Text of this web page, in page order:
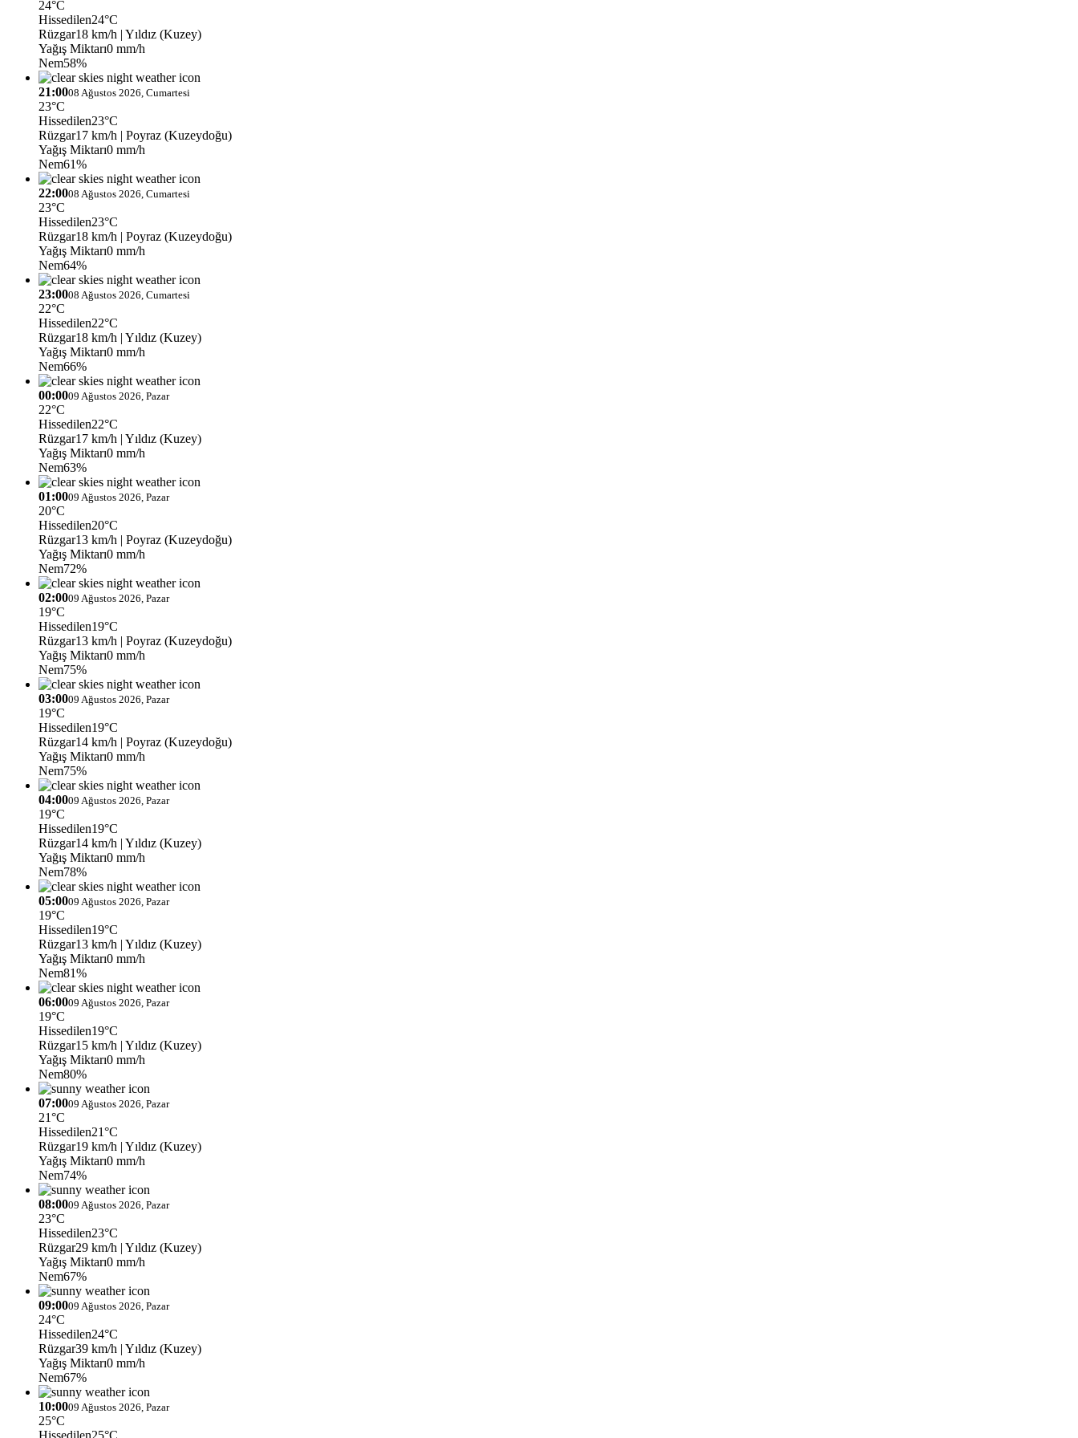
24°C
Hissedilen24°C
Rüzgar18 km/h | Yıldız (Kuzey)
Yağış Miktarı0 mm/h
Nem58%
21:0008 Ağustos 2026, Cumartesi
23°C
Hissedilen23°C
Rüzgar17 km/h | Poyraz (Kuzeydoğu)
Yağış Miktarı0 mm/h
Nem61%
22:0008 Ağustos 2026, Cumartesi
23°C
Hissedilen23°C
Rüzgar18 km/h | Poyraz (Kuzeydoğu)
Yağış Miktarı0 mm/h
Nem64%
23:0008 Ağustos 2026, Cumartesi
22°C
Hissedilen22°C
Rüzgar18 km/h | Yıldız (Kuzey)
Yağış Miktarı0 mm/h
Nem66%
00:0009 Ağustos 2026, Pazar
22°C
Hissedilen22°C
Rüzgar17 km/h | Yıldız (Kuzey)
Yağış Miktarı0 mm/h
Nem63%
01:0009 Ağustos 2026, Pazar
20°C
Hissedilen20°C
Rüzgar13 km/h | Poyraz (Kuzeydoğu)
Yağış Miktarı0 mm/h
Nem72%
02:0009 Ağustos 2026, Pazar
19°C
Hissedilen19°C
Rüzgar13 km/h | Poyraz (Kuzeydoğu)
Yağış Miktarı0 mm/h
Nem75%
03:0009 Ağustos 2026, Pazar
19°C
Hissedilen19°C
Rüzgar14 km/h | Poyraz (Kuzeydoğu)
Yağış Miktarı0 mm/h
Nem75%
04:0009 Ağustos 2026, Pazar
19°C
Hissedilen19°C
Rüzgar14 km/h | Yıldız (Kuzey)
Yağış Miktarı0 mm/h
Nem78%
05:0009 Ağustos 2026, Pazar
19°C
Hissedilen19°C
Rüzgar13 km/h | Yıldız (Kuzey)
Yağış Miktarı0 mm/h
Nem81%
06:0009 Ağustos 2026, Pazar
19°C
Hissedilen19°C
Rüzgar15 km/h | Yıldız (Kuzey)
Yağış Miktarı0 mm/h
Nem80%
07:0009 Ağustos 2026, Pazar
21°C
Hissedilen21°C
Rüzgar19 km/h | Yıldız (Kuzey)
Yağış Miktarı0 mm/h
Nem74%
08:0009 Ağustos 2026, Pazar
23°C
Hissedilen23°C
Rüzgar29 km/h | Yıldız (Kuzey)
Yağış Miktarı0 mm/h
Nem67%
09:0009 Ağustos 2026, Pazar
24°C
Hissedilen24°C
Rüzgar39 km/h | Yıldız (Kuzey)
Yağış Miktarı0 mm/h
Nem67%
10:0009 Ağustos 2026, Pazar
25°C
Hissedilen25°C